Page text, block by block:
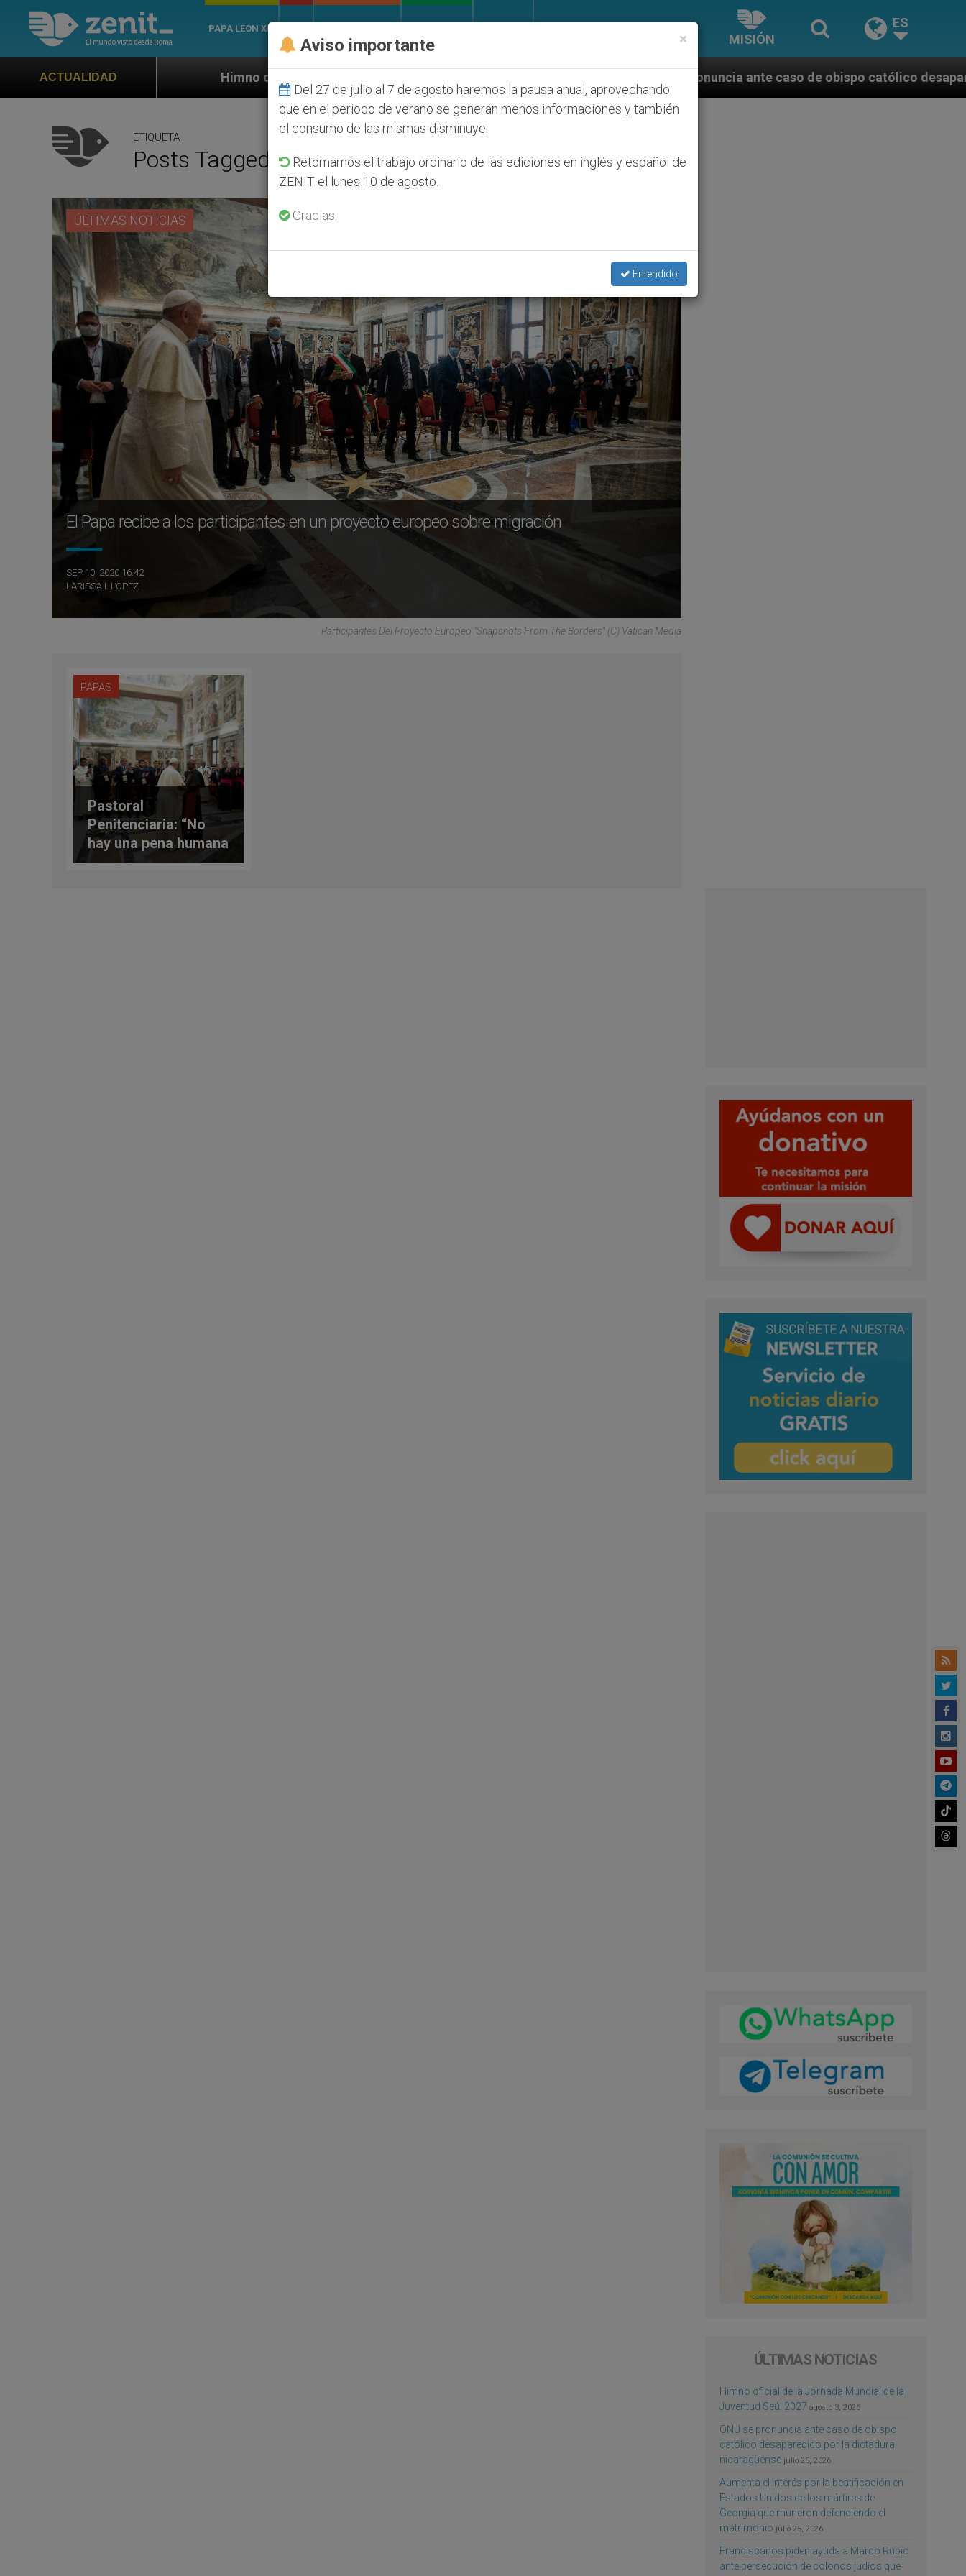
PAPA LEÓN XIV
MISIÓN
ES
ACTUALIDAD
Himno oficial de la Jornada Mundial de la Juventud Seúl 2027 ONU se pronuncia ante caso de obispo católico desaparecido por la dictadura
ETIQUETA
Posts Tagged ‘ventanas’
ÚLTIMAS NOTICIAS
El Papa recibe a los participantes en un proyecto europeo sobre migración
SEP 10, 2020 16:42
LARISSA I. LÓPEZ
Participantes Del Proyecto Europeo "Snapshots From The Borders" (C) Vatican Media
PAPAS
Pastoral
Penitenciaria: “No
hay una pena humana
sin horizonte”
ÚLTIMAS NOTICIAS
Himno oficial de la Jornada Mundial de la
Juventud Seúl 2027 agosto 3, 2026
ONU se pronuncia ante caso de obispo
católico desaparecido por la dictadura
nicaragüense julio 25, 2026
Aumenta el interés por la beatificación en
Estados Unidos de los mártires de
Georgia que murieron defendiendo el
matrimonio julio 25, 2026
Franciscanos piden ayuda a Marco Rubio
ante persecución de colonos judíos que
×
Aviso importante
Del 27 de julio al 7 de agosto haremos la pausa anual, aprovechando
que en el periodo de verano se generan menos informaciones y también
el consumo de las mismas disminuye.
Retomamos el trabajo ordinario de las ediciones en inglés y español de
ZENIT el lunes 10 de agosto.
Gracias.
Entendido